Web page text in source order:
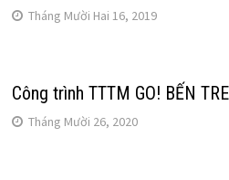
Tháng Mười Hai 16, 2019
Công trình TTTM GO! BẾN TRE
Tháng Mười 26, 2020